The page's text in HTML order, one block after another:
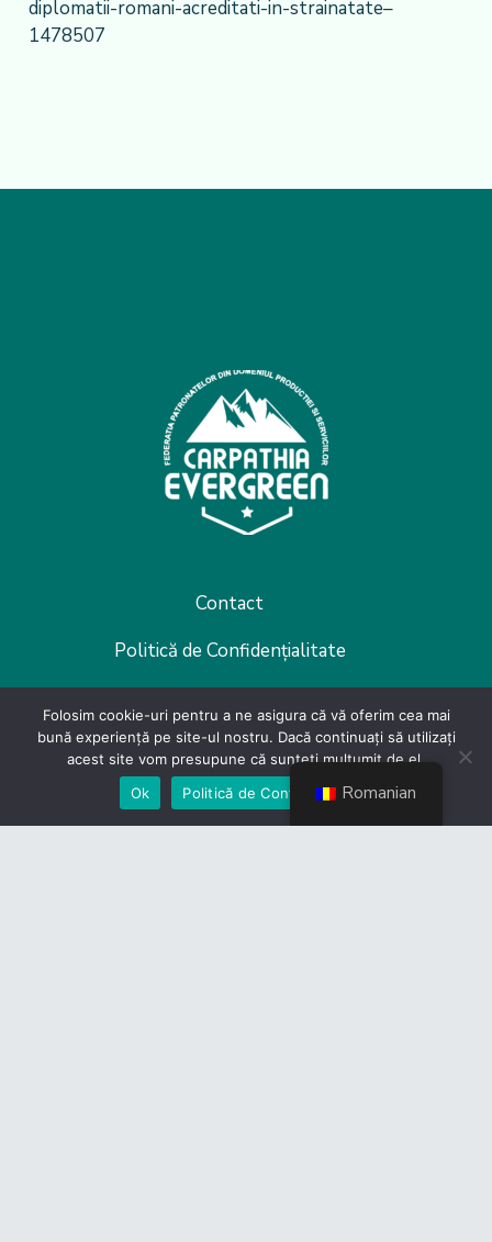
diplomatii-romani-acreditati-in-strainatate–
1478507
Contact
Politică de Confidențialitate
Romanian
Folosim cookie-uri pentru a ne asigura că vă oferim cea mai
bună experiență pe site-ul nostru. Dacă continuați să utilizați
acest site vom presupune că sunteți mulțumit de el.
Ok
Politică de Confidențialiate